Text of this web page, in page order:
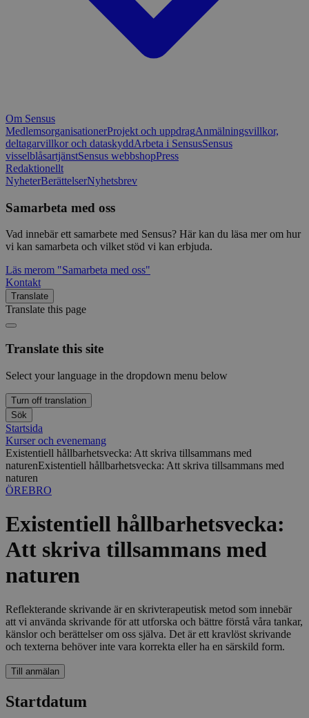
Om Sensus
MedlemsorganisationerProjekt och uppdragAnmälningsvillkor,
deltagarvillkor och dataskyddArbeta i SensusSensus
visselblåsartjänstSensus webbshopPress
Redaktionellt
NyheterBerättelserNyhetsbrev
Samarbeta med oss
Vad innebär ett samarbete med Sensus? Här kan du läsa mer om hur
vi kan samarbeta och vilket stöd vi kan erbjuda.
Läs merom "Samarbeta med oss"
Kontakt
Translate
Translate this page
Translate this site
Select your language in the dropdown menu below
Turn off translation
Sök
Startsida
Kurser och evenemang
Existentiell hållbarhetsvecka: Att skriva tillsammans med
naturenExistentiell hållbarhetsvecka: Att skriva tillsammans med
naturen
ÖREBRO
Existentiell hållbarhetsvecka:
Att skriva tillsammans med
naturen
Reflekterande skrivande är en skrivterapeutisk metod som innebär
att vi använda skrivande för att utforska och bättre förstå våra tankar,
känslor och berättelser om oss själva. Det är ett kravlöst skrivande
och texterna behöver inte vara korrekta eller ha en särskild form.
Till anmälan
Startdatum